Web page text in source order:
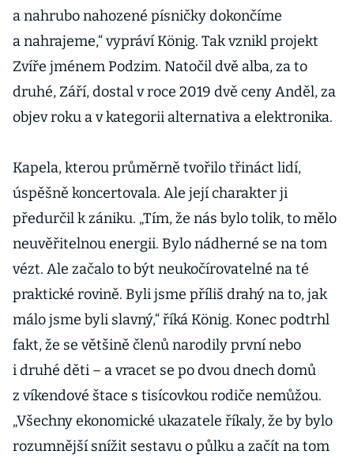
a nahrubo nahozené písničky dokončíme
a nahrajeme,“ vypráví König. Tak vznikl projekt
Zvíře jménem Podzim. Natočil dvě alba, za to
druhé, Září, dostal v roce 2019 dvě ceny Anděl, za
objev roku a v kategorii alternativa a elektronika.
Kapela, kterou průměrně tvořilo třináct lidí,
úspěšně koncertovala. Ale její charakter ji
předurčil k zániku. „Tím, že nás bylo tolik, to mělo
neuvěřitelnou energii. Bylo nádherné se na tom
vézt. Ale začalo to být neukočírovatelné na té
praktické rovině. Byli jsme příliš drahý na to, jak
málo jsme byli slavný,“ říká König. Konec podtrhl
fakt, že se většině členů narodily první nebo
i druhé děti – a vracet se po dvou dnech domů
z víkendové štace s tisícovkou rodiče nemůžou.
„Všechny ekonomické ukazatele říkaly, že by bylo
rozumnější snížit sestavu o půlku a začít na tom